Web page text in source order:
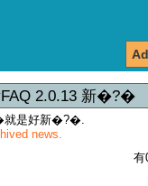
2.0.13 新�?�
是好新�?�.
news.
有